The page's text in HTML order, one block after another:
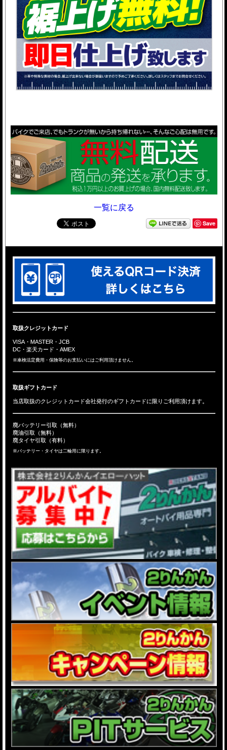
一覧に戻る
Save
取扱クレジットカード
VISA・MASTER・JCB
DC・楽天カード・AMEX
※車検法定費用・保険等のお支払いにはご利用頂けません。
取扱ギフトカード
当店取扱のクレジットカード会社発行のギフトカードに限りご利用頂けます。
廃バッテリー引取（無料）
廃油引取（無料）
廃タイヤ引取（有料）
※バッテリー・タイヤは二輪用に限ります。